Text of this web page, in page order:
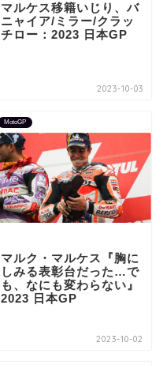
マルケス移籍いじり、バ
ニャイア/ミラー/クラッ
チロー：2023 日本GP
2023-10-03
MotoGP
マルク・マルケス『胸に
しみる表彰台だった…で
も、なにも変わらない』
2023 日本GP
2023-10-02